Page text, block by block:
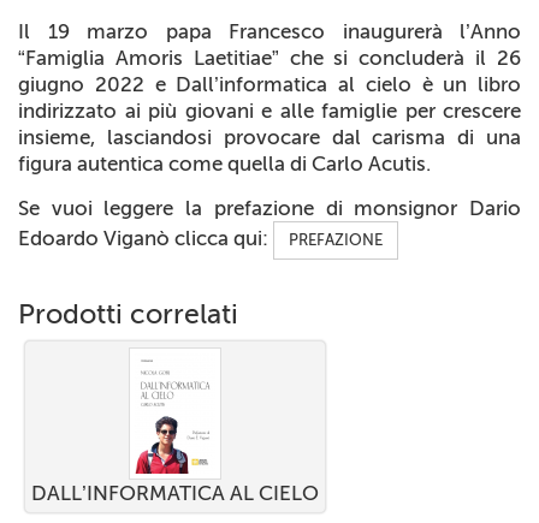
Il 19 marzo papa Francesco inaugurerà l’Anno
“Famiglia Amoris Laetitiae” che si concluderà il 26
giugno 2022 e Dall’informatica al cielo è un libro
indirizzato ai più giovani e alle famiglie per crescere
insieme, lasciandosi provocare dal carisma di una
figura autentica come quella di Carlo Acutis.
Se vuoi leggere la prefazione di monsignor Dario
Edoardo Viganò clicca qui:
PREFAZIONE
Prodotti correlati
DALL’INFORMATICA AL CIELO